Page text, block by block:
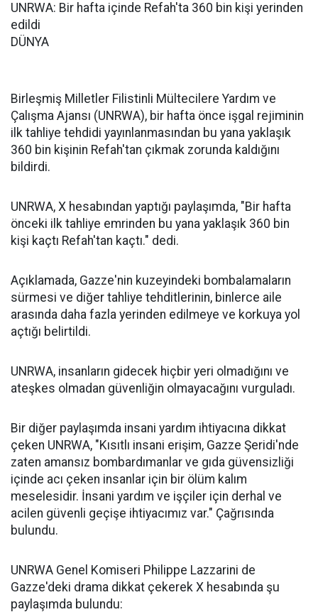
UNRWA: Bir hafta içinde Refah'ta 360 bin kişi yerinden
edildi
DÜNYA
Birleşmiş Milletler Filistinli Mültecilere Yardım ve
Çalışma Ajansı (UNRWA), bir hafta önce işgal rejiminin
ilk tahliye tehdidi yayınlanmasından bu yana yaklaşık
360 bin kişinin Refah'tan çıkmak zorunda kaldığını
bildirdi.
UNRWA, X hesabından yaptığı paylaşımda, "Bir hafta
önceki ilk tahliye emrinden bu yana yaklaşık 360 bin
kişi kaçtı Refah'tan kaçtı." dedi.
Açıklamada, Gazze'nin kuzeyindeki bombalamaların
sürmesi ve diğer tahliye tehditlerinin, binlerce aile
arasında daha fazla yerinden edilmeye ve korkuya yol
açtığı belirtildi.
UNRWA, insanların gidecek hiçbir yeri olmadığını ve
ateşkes olmadan güvenliğin olmayacağını vurguladı.
Bir diğer paylaşımda insani yardım ihtiyacına dikkat
çeken UNRWA, "Kısıtlı insani erişim, Gazze Şeridi'nde
zaten amansız bombardımanlar ve gıda güvensizliği
içinde acı çeken insanlar için bir ölüm kalım
meselesidir. İnsani yardım ve işçiler için derhal ve
acilen güvenli geçişe ihtiyacımız var." Çağrısında
bulundu.
UNRWA Genel Komiseri Philippe Lazzarini de
Gazze'deki drama dikkat çekerek X hesabında şu
paylaşımda bulundu: